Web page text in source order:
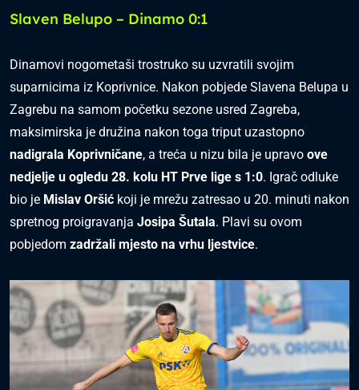
Slaven Belupo – Dinamo 0:1
Dinamovi nogometaši trostruko su uzvratili svojim
suparnicima iz Koprivnice. Nakon pobjede Slavena Belupa u
Zagrebu na samom početku sezone usred Zagreba,
maksimirska je družina nakon toga triput uzastopno
nadigrala Koprivničane, a treća u nizu bila je upravo ove
nedjelje u ogledu 28. kolu HT Prve lige s 1:0. Igrač odluke
bio je Mislav Oršić koji je mrežu zatresao u 20. minuti nakon
spretnog proigravanja Josipa Šutala. Plavi su ovom
pobjedom zadržali mjesto na vrhu ljestvice.